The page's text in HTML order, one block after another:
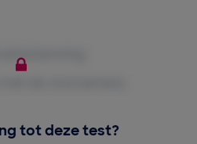
tot deze test?